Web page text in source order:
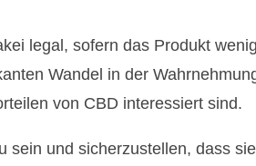
legal, sofern das Produkt
Wandel in der
von CBD interessiert sind.
und sicherzustellen, dass